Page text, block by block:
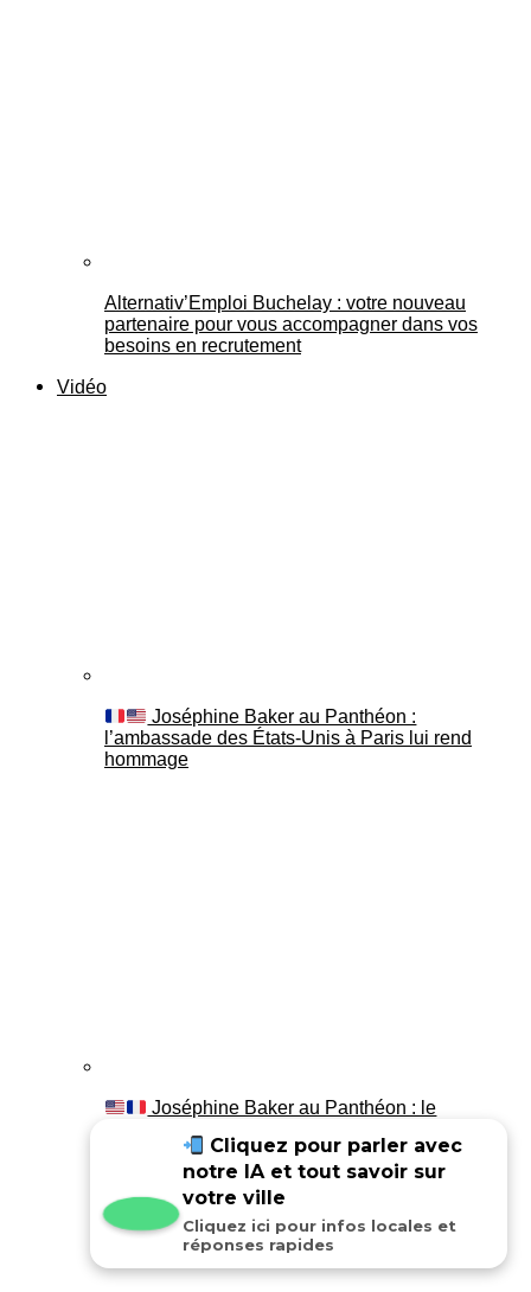
Alternativ’Emploi Buchelay : votre nouveau
partenaire pour vous accompagner dans vos
besoins en recrutement
Vidéo
Joséphine Baker au Panthéon :
l’ambassade des États-Unis à Paris lui rend
hommage
Joséphine Baker au Panthéon : le
Cliquez pour parler avec
notre IA et tout savoir sur
votre ville
Cliquez ici pour infos locales et
réponses rapides